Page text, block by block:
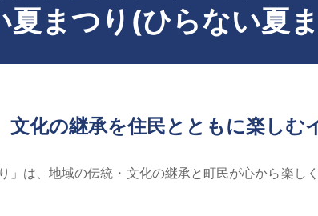
夏まつり(ひらない夏
文化の継承を住民とともに楽しむ
」は、地域の伝統・文化の継承と町民が心から楽し